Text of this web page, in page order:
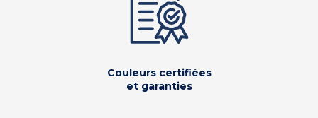
Couleurs certifiées
et garanties